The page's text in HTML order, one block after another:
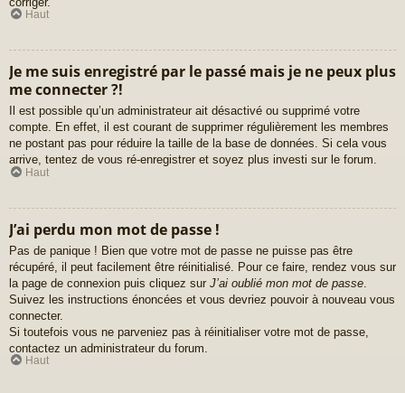
Haut
Je me suis enregistré par le passé mais je ne peux plus
me connecter ?!
Il est possible qu’un administrateur ait désactivé ou supprimé votre
compte. En effet, il est courant de supprimer régulièrement les membres
ne postant pas pour réduire la taille de la base de données. Si cela vous
arrive, tentez de vous ré-enregistrer et soyez plus investi sur le forum.
Haut
J’ai perdu mon mot de passe !
Pas de panique ! Bien que votre mot de passe ne puisse pas être
récupéré, il peut facilement être réinitialisé. Pour ce faire, rendez vous sur
la page de connexion puis cliquez sur J’ai oublié mon mot de passe
Suivez les instructions énoncées et vous devriez pouvoir à nouveau vous
connecter.
Si toutefois vous ne parveniez pas à réinitialiser votre mot de passe,
contactez un administrateur du forum.
Haut